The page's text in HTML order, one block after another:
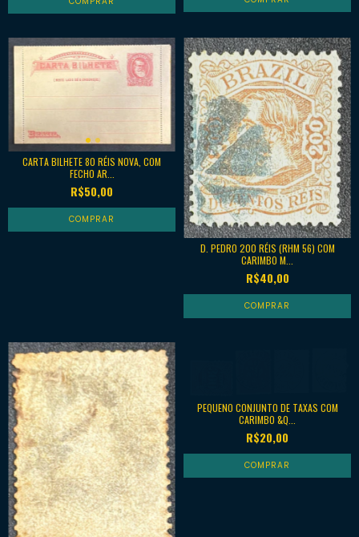
CARTA BILHETE 80 RÉIS NOVA, COM
FECHO AR...
R$50,00
D. PEDRO 200 RÉIS (RHM 56) COM
CARIMBO M...
R$40,00
PEQUENO CONJUNTO DE TAXAS COM
CARIMBO &Q...
R$20,00